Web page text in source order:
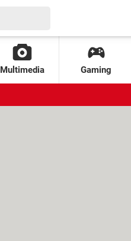
Multimedia Gaming